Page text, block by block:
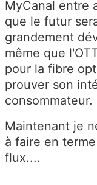
MyCanal entre
que le futur
grandement
même que
pour la fibre
prouver son
consommateur.
Maintenant je
à faire en
flux....